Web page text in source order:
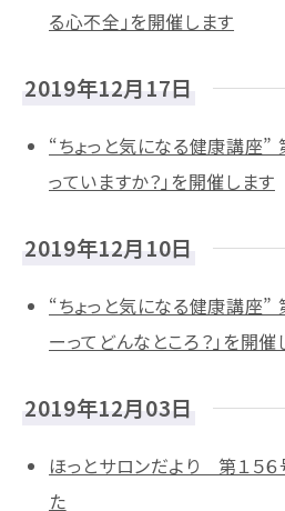
る心不全」を開催します
2019年12月17日
“ちょっと気になる健康講座”
っていますか？」を開催します
2019年12月10日
“ちょっと気になる健康講座”
ーってどんなところ？」を開催
2019年12月03日
ほっとサロンだより 第１５６
た